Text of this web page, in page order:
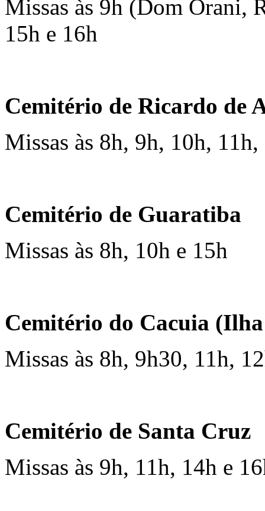
Missas às 9h (Dom Orani,
15h e 16h
Cemitério de Ricardo de
Missas às 8h, 9h, 10h,
Cemitério de Guaratiba
Missas às 8h, 10h e 15h
Cemitério do Cacuia
Missas às 8h, 9h30, 11h,
Cemitério de Santa Cruz
Missas às 9h, 11h, 14h e